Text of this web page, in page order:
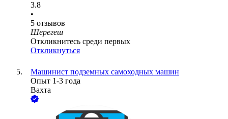
3.8
•
5 отзывов
Шерегеш
Откликнитесь среди первых
Откликнуться
Машинист подземных самоходных машин
Опыт 1-3 года
Вахта